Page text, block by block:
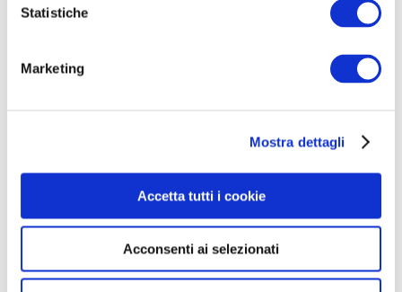
Statistiche
Marketing
Mostra dettagli
Accetta tutti i cookie
Acconsenti ai selezionati
con i seguenti argomenti:
A) Matematica Finanziaria, Mercati e
Strumenti (19 quesiti)
Analisi di scenario, costruzione del
portafoglio, fondi comuni di investimento,